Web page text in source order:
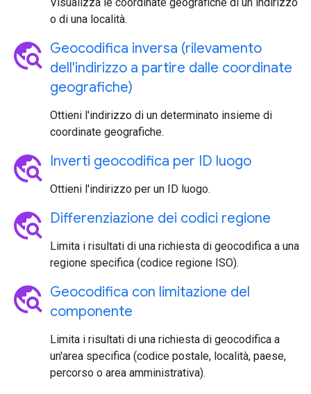
Visualizza le coordinate geografiche di un indirizzo
o di una località.
travel_explore Geocodifica inversa (rilevamento
dell'indirizzo a partire dalle coordinate
geografiche)
Ottieni l'indirizzo di un determinato insieme di
coordinate geografiche.
travel_explore Inverti geocodifica per ID luogo
Ottieni l'indirizzo per un ID luogo.
travel_explore Differenziazione dei codici regione
Limita i risultati di una richiesta di geocodifica a una
regione specifica (codice regione ISO).
travel_explore Geocodifica con limitazione del
componente
Limita i risultati di una richiesta di geocodifica a
un'area specifica (codice postale, località, paese,
percorso o area amministrativa).